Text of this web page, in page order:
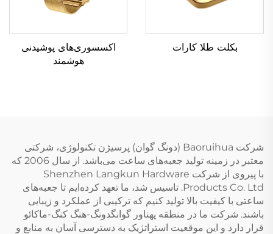
بکلت طلا کارات
اکسسوری‌های پوشیدنی
هوشمند
شرکت Baoruihua (دونگ گوان) پرسیژن تکنولوژی، شرکتی
معتبر در زمینه تولید جعبه‌های ساعت می‌باشد. از سال 2006 که
با پیروی از شرکت Shenzhen Langkun Hardware
Products Co. Ltd. تاسیس شد، ما تعهد کرده‌ایم تا جعبه‌های
ساعتی با کیفیت بالا تولید کنیم که ترکیبی از عملکرد و زیبایی
باشند. شرکت ما در منطقه پهناور گوانگدونگ-هنگ کنگ-ماکائو
قرار دارد و این موقعیت استراتژیک به دسترسی آسان به منابع و